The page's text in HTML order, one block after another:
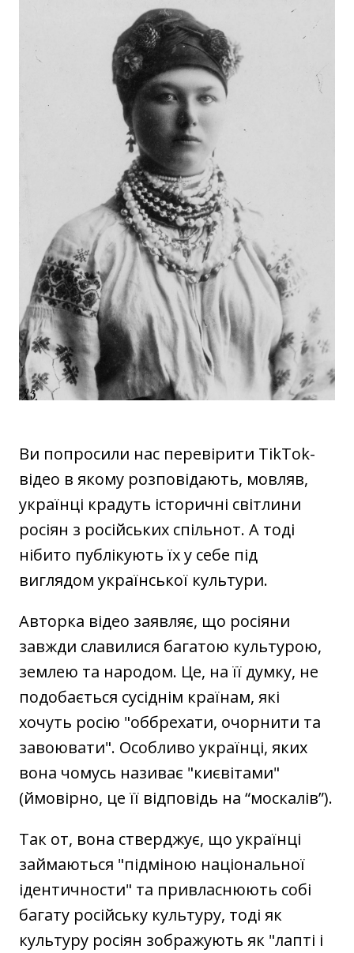
Ви попросили нас перевірити TikTok-
відео в якому розповідають, мовляв,
українці крадуть історичні світлини
росіян з російських спільнот. А тоді
нібито публікують їх у себе під
виглядом української культури.
Авторка відео заявляє, що росіяни
завжди славилися багатою культурою,
землею та народом. Це, на її думку, не
подобається сусіднім країнам, які
хочуть росію "оббрехати, очорнити та
завоювати". Особливо українці, яких
вона чомусь називає "києвітами"
(ймовірно, це її відповідь на “москалів”).
Так от, вона стверджує, що українці
займаються "підміною національної
ідентичности" та привласнюють собі
багату російську культуру, тоді як
культуру росіян зображують як "лапті і